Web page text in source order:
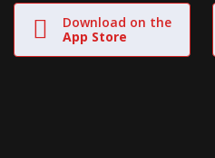
Download on the
App Store